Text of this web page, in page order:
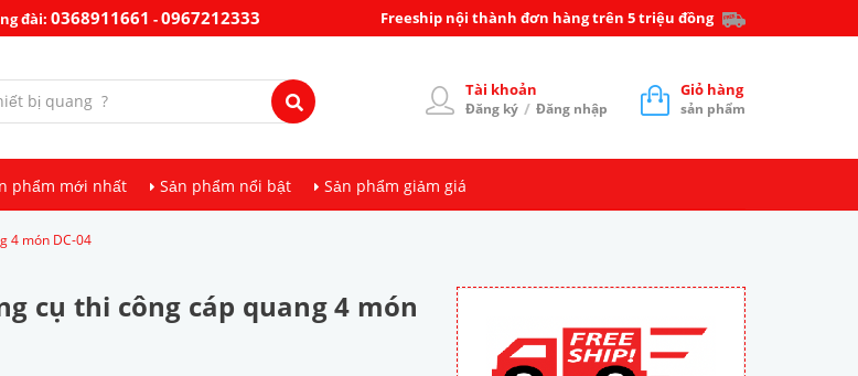
đài: 0368911661 -0967212333 Freeship nội thành đơn hàng trên 5 triệu đồng
Tài khoản
Đăng ký / Đăng nhập
Giỏ hàng
sản phẩm
phẩm mới nhất Sản phẩm nổi bật Sản phẩm giảm giá
4 món DC-04
cụ thi công cáp quang 4 món